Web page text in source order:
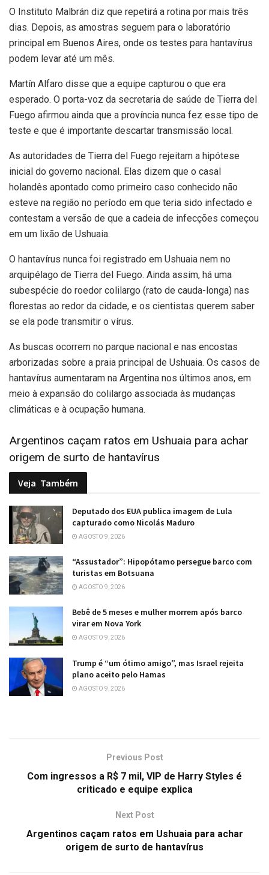
O Instituto Malbrán diz que repetirá a rotina por mais três
dias. Depois, as amostras seguem para o laboratório
principal em Buenos Aires, onde os testes para hantavírus
podem levar até um mês.
Martín Alfaro disse que a equipe capturou o que era
esperado. O porta-voz da secretaria de saúde de Tierra del
Fuego afirmou ainda que a província nunca fez esse tipo de
teste e que é importante descartar transmissão local.
As autoridades de Tierra del Fuego rejeitam a hipótese
inicial do governo nacional. Elas dizem que o casal
holandês apontado como primeiro caso conhecido não
esteve na região no período em que teria sido infectado e
contestam a versão de que a cadeia de infecções começou
em um lixão de Ushuaia.
O hantavírus nunca foi registrado em Ushuaia nem no
arquipélago de Tierra del Fuego. Ainda assim, há uma
subespécie do roedor colilargo (rato de cauda-longa) nas
florestas ao redor da cidade, e os cientistas querem saber
se ela pode transmitir o vírus.
As buscas ocorrem no parque nacional e nas encostas
arborizadas sobre a praia principal de Ushuaia. Os casos de
hantavírus aumentaram na Argentina nos últimos anos, em
meio à expansão do colilargo associada às mudanças
climáticas e à ocupação humana.
Argentinos caçam ratos em Ushuaia para achar
origem de surto de hantavírus
Veja Também
Deputado dos EUA publica imagem de Lula
capturado como Nicolás Maduro
AGOSTO 9, 2026
“Assustador”: Hipopótamo persegue barco com
turistas em Botsuana
AGOSTO 9, 2026
Bebê de 5 meses e mulher morrem após barco
virar em Nova York
AGOSTO 9, 2026
Trump é “um ótimo amigo”, mas Israel rejeita
plano aceito pelo Hamas
AGOSTO 9, 2026
Previous Post
Com ingressos a R$ 7 mil, VIP de Harry Styles é
criticado e equipe explica
Next Post
Argentinos caçam ratos em Ushuaia para achar
origem de surto de hantavírus